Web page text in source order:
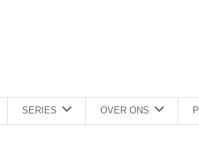
SERIES OVER ONS